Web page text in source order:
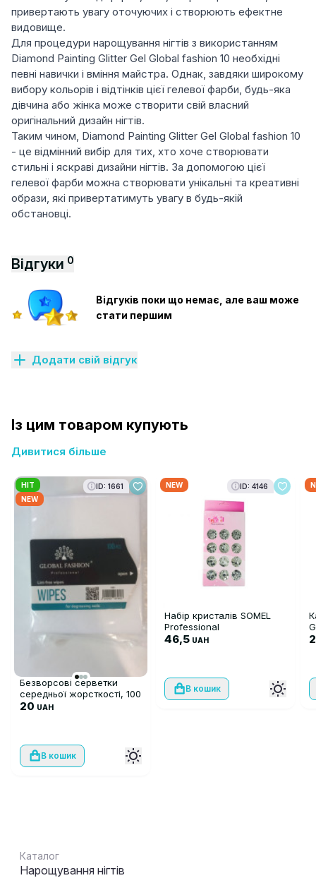
привертають увагу оточуючих і створюють ефектне
видовище.
Для процедури нарощування нігтів з використанням
Diamond Painting Glitter Gel Global fashion 10 необхідні
певні навички і вміння майстра. Однак, завдяки широкому
вибору кольорів і відтінків цієї гелевої фарби, будь-яка
дівчина або жінка може створити свій власний
оригінальний дизайн нігтів.
Таким чином, Diamond Painting Glitter Gel Global fashion 10
- це відмінний вибір для тих, хто хоче створювати
стильні і яскраві дизайни нігтів. За допомогою цієї
гелевої фарби можна створювати унікальні та креативні
образи, які привертатимуть увагу в будь-якій
обстановці.
Відгуки 0
Відгуків поки що немає, але ваш може
стати першим
Додати свій відгук
Із цим товаром купують
Дивитися більше
HIT
NEW
ID: 1661
Безворсові серветки
середньої жорсткості, 100
шт
20 UAH
В кошик
NEW ID: 4146
Набір кристалів SOMEL
Professional
46,5 UAH
В кошик
Каталог
Нарощування нігтів